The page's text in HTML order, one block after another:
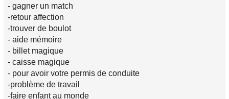
- gagner un match
-retour affection
-trouver de boulot
- aide mémoire
- billet magique
- caisse magique
- pour avoir votre permis de conduite
-problème de travail
-faire enfant au monde